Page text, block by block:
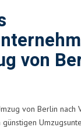
von
von Berlin nach